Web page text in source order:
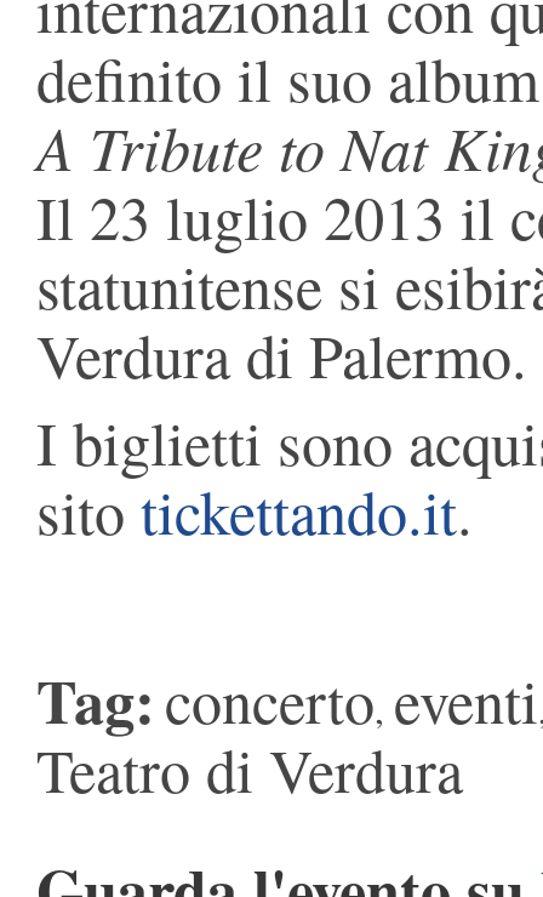
definito il suo
A Tribute to Nat
Il 23 luglio 2013 il
statunitense si
Verdura di Palermo.
I biglietti sono
sito tickettando.it.
Tag:concerto, eventi
Teatro di Verdura